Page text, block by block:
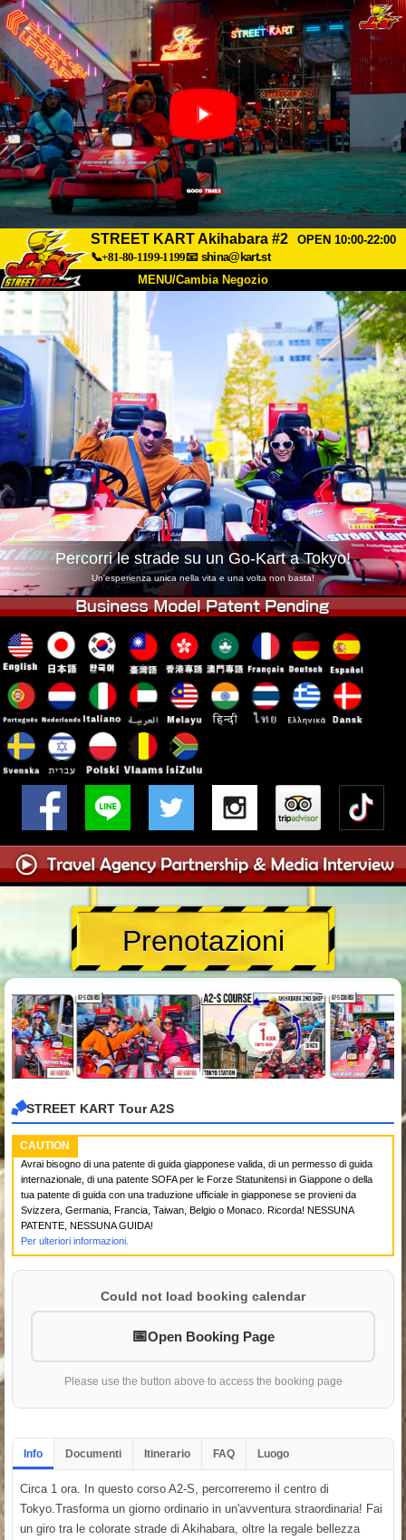
STREET KART Akihabara #2
OPEN 10:00-22:00
📞+81-80-1199-1199📧 shina@kart.st
MENU/Cambia Negozio
Chi Siamo Prezzo
Accesso Recensioni FAQ
Azienda Prenotazioni
Cambia Negozio
Tokyo Shinagawa Tokyo Akihabara#1
Tokyo Akihabara#2 Tokyo Shibuya
Tokyo Shibuya Annex Tokyo Bay
Tokyo Asakusa Osaka
Okinawa
Percorri le strade su un Go-Kart a Tokyo!
Un'esperienza unica nella vita e una volta non basta!
Prenotazioni
STREET KART Tour A2S
CAUTION
Avrai bisogno di una patente di guida giapponese valida, di un permesso di guida
internazionale, di una patente SOFA per le Forze Statunitensi in Giappone o della
tua patente di guida con una traduzione ufficiale in giapponese se provieni da
Svizzera, Germania, Francia, Taiwan, Belgio o Monaco. Ricorda! NESSUNA
PATENTE, NESSUNA GUIDA!
Per ulteriori informazioni.
Could not load booking calendar
Open Booking Page
Please use the button above to access the booking page
Info Documenti Itinerario FAQ Luogo
Circa 1 ora. In questo corso A2-S, percorreremo il centro di
Tokyo.Trasforma un giorno ordinario in un'avventura straordinaria! Fai
un giro tra le colorate strade di Akihabara, oltre la regale bellezza